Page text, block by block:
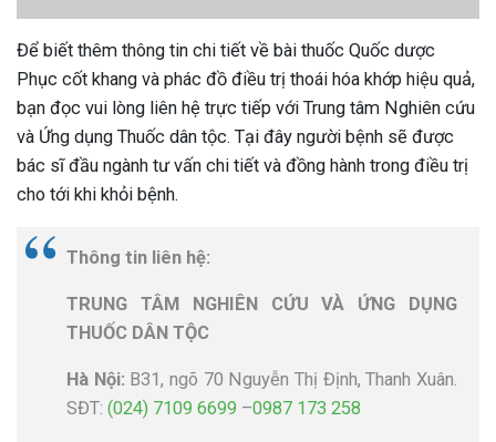
Để biết thêm thông tin chi tiết về bài thuốc Quốc dược
Phục cốt khang và phác đồ điều trị thoái hóa khớp hiệu quả,
bạn đọc vui lòng liên hệ trực tiếp với Trung tâm Nghiên cứu
và Ứng dụng Thuốc dân tộc. Tại đây người bệnh sẽ được
bác sĩ đầu ngành tư vấn chi tiết và đồng hành trong điều trị
cho tới khi khỏi bệnh.
Thông tin liên hệ:
TRUNG TÂM NGHIÊN CỨU VÀ ỨNG DỤNG
THUỐC DÂN TỘC
Hà Nội: B31, ngõ 70 Nguyễn Thị Định, Thanh Xuân.
SĐT: (024) 7109 6699 –0987 173 258